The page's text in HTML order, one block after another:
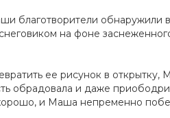
благотворители обнаружили
на фоне
ее рисунок в открытку,
обрадовала и даже
и Маша непременно